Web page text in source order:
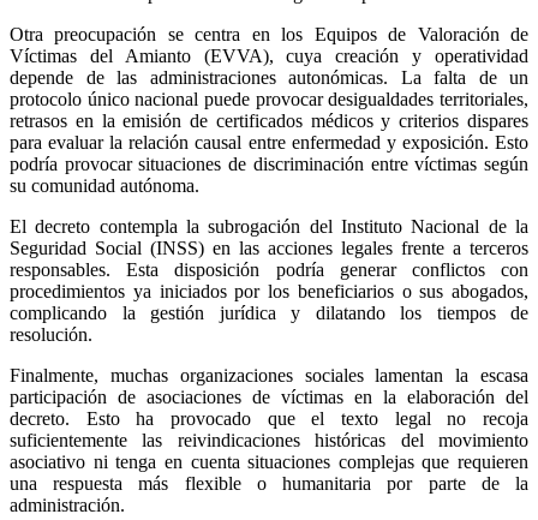
Otra preocupación se centra en los Equipos de Valoración de
Víctimas del Amianto (EVVA), cuya creación y operatividad
depende de las administraciones autonómicas. La falta de un
protocolo único nacional puede provocar desigualdades territoriales,
retrasos en la emisión de certificados médicos y criterios dispares
para evaluar la relación causal entre enfermedad y exposición. Esto
podría provocar situaciones de discriminación entre víctimas según
su comunidad autónoma.
El decreto contempla lasubrogación del Instituto Nacional de la
Seguridad Social (INSS) en las acciones legales frente a terceros
responsables. Esta disposición podría generar conflictos con
procedimientos ya iniciados por los beneficiarios o sus abogados,
complicando la gestión jurídica y dilatando los tiempos de
resolución.
Finalmente, muchas organizaciones sociales lamentan la escasa
participación de asociaciones de víctimas en la elaboración del
decreto. Esto ha provocado que el texto legal no recoja
suficientemente las reivindicaciones históricas del movimiento
asociativo ni tenga en cuenta situaciones complejas que requieren
una respuesta más flexible o humanitaria por parte de la
administración.